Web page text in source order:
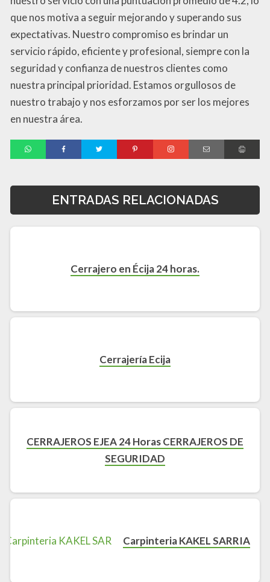
que nos motiva a seguir mejorando y superando sus
expectativas. Nuestro compromiso es brindar un
servicio rápido, eficiente y profesional, siempre con la
seguridad y confianza de nuestros clientes como
nuestra principal prioridad. Estamos orgullosos de
nuestro trabajo y nos esforzamos por ser los mejores
en nuestra área.
ENTRADAS RELACIONADAS
Cerrajero en Écija 24 horas.
Cerrajería Ecija
CERRAJEROS EJEA 24 Horas CERRAJEROS DE
SEGURIDAD
Carpinteria KAKEL SARRIA